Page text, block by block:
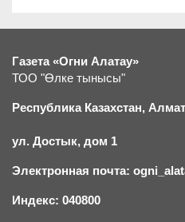
Газета «Огни Алатау»
ТОО "Өлке тынысы"
Республика Казахстан,
ул. Достык, дом 1
Электронная почта:
Индекс: 040800